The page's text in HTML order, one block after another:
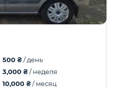
500 ₴/ день
3,000 ₴/ неделя
10,000 ₴/ месяц